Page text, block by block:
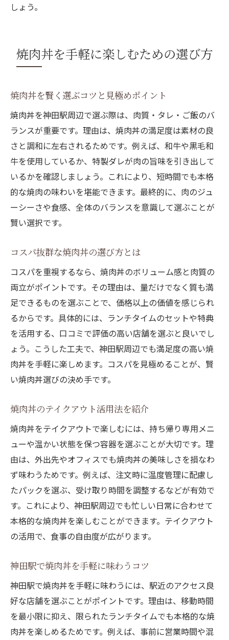
しょう。
焼肉丼を手軽に楽しむための選び方
焼肉丼を賢く選ぶコツと見極めポイント
焼肉丼を神田駅周辺で選ぶ際は、肉質・タレ・ご飯のバ
ランスが重要です。理由は、焼肉丼の満足度は素材の良
さと調和に左右されるためです。例えば、和牛や黒毛和
牛を使用しているか、特製ダレが肉の旨味を引き出して
いるかを確認しましょう。これにより、短時間でも本格
的な焼肉の味わいを堪能できます。最終的に、肉のジュ
ーシーさや食感、全体のバランスを意識して選ぶことが
賢い選択です。
コスパ抜群な焼肉丼の選び方とは
コスパを重視するなら、焼肉丼のボリューム感と肉質の
両立がポイントです。その理由は、量だけでなく質も満
足できるものを選ぶことで、価格以上の価値を感じられ
るからです。具体的には、ランチタイムのセットや特典
を活用する、口コミで評価の高い店舗を選ぶと良いでし
ょう。こうした工夫で、神田駅周辺でも満足度の高い焼
肉丼を手軽に楽しめます。コスパを見極めることが、賢
い焼肉丼選びの決め手です。
焼肉丼のテイクアウト活用法を紹介
焼肉丼をテイクアウトで楽しむには、持ち帰り専用メニ
ューや温かい状態を保つ容器を選ぶことが大切です。理
由は、外出先やオフィスでも焼肉丼の美味しさを損なわ
ず味わうためです。例えば、注文時に温度管理に配慮し
たパックを選ぶ、受け取り時間を調整するなどが有効で
す。これにより、神田駅周辺でも忙しい日常に合わせて
本格的な焼肉丼を楽しむことができます。テイクアウト
の活用で、食事の自由度が広がります。
神田駅で焼肉丼を手軽に味わうコツ
神田駅で焼肉丼を手軽に味わうには、駅近のアクセス良
好な店舗を選ぶことがポイントです。理由は、移動時間
を最小限に抑え、限られたランチタイムでも本格的な焼
肉丼を楽しめるためです。例えば、事前に営業時間や混